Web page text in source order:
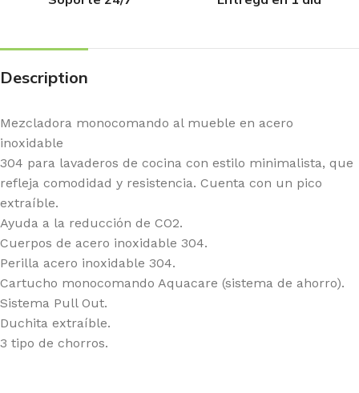
Description
Mezcladora monocomando al mueble en acero
inoxidable
304 para lavaderos de cocina con estilo minimalista, que
refleja comodidad y resistencia. Cuenta con un pico
extraíble.
Ayuda a la reducción de CO2.
Cuerpos de acero inoxidable 304.
Perilla acero inoxidable 304.
Cartucho monocomando Aquacare (sistema de ahorro).
Sistema Pull Out.
Duchita extraíble.
3 tipo de chorros.